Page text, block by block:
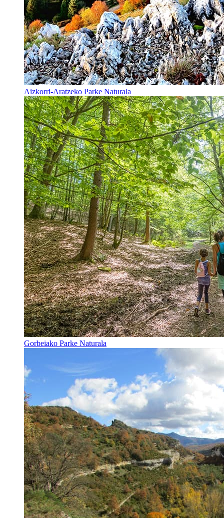
Aizkorri-Aratzeko Parke Naturala
Gorbeiako Parke Naturala